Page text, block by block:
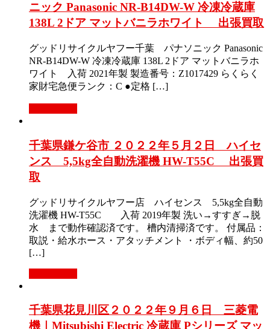
ニック Panasonic NR-B14DW-W 冷凍冷蔵庫
138L 2ドア マットバニラホワイト 出張買取
グッドリサイクルヤフー千葉 パナソニック Panasonic
NR-B14DW-W 冷凍冷蔵庫 138L 2ドア マットバニラホ
ワイト 入荷 2021年製 製造番号：Z1017429 らくらく
家財宅急便ランク：C ●定格 […]
千葉県鎌ケ谷市 ２０２２年５月２日 ハイセ
ンス 5,5kg全自動洗濯機 HW-T55C 出張買
取
グッドリサイクルヤフー店 ハイセンス 5,5kg全自動
洗濯機 HW-T55C 入荷 2019年製 洗い→すすぎ→脱
水 まで動作確認済です。 槽内清掃済です。 付属品：
取説・給水ホース・アタッチメント ・ボディ幅、約50
[…]
千葉県花見川区２０２２年９月６日 三菱電
機｜Mitsubishi Electric 冷蔵庫 Pシリーズ マッ